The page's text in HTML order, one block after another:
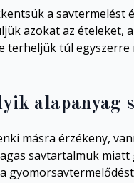
a savtermelést
azokat az ételeket,
terheljük túl egyszerre
alapanyag
másra érzékeny,
savtartalmuk